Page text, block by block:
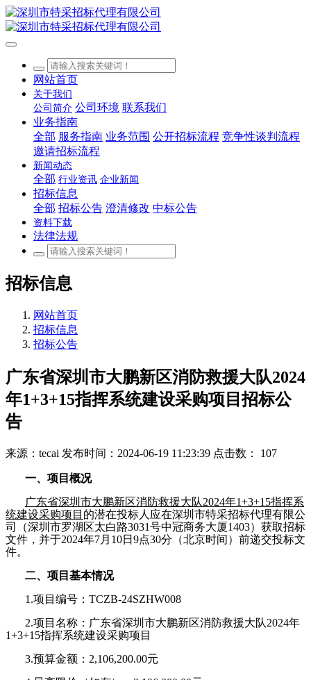
网站首页
关于我们
公司简介 公司环境 联系我们
业务指南
全部 服务指南 业务范围 公开招标流程 竞争性谈判流程
邀请招标流程
新闻动态
全部 行业资讯 企业新闻
招标信息
全部 招标公告 澄清修改 中标公告
资料下载
法律法规
招标信息
网站首页
招标信息
招标公告
广东省深圳市大鹏新区消防救援大队2024
年1+3+15指挥系统建设采购项目招标公
告
来源：tecai 发布时间：2024-06-19 11:23:39 点击数： 107
一、项目概况
广东省深圳市大鹏新区消防救援大队2024年1+3+15指挥系
统建设采购项目 的潜在投标人应在深圳市特采招标代理有限公
司（深圳市罗湖区太白路3031号中冠商务大厦1403）获取招标
文件，并于2024年7月10日9点30分（北京时间）前递交投标文
件。
二、项目基本情况
1.项目编号：TCZB-24SZHW008
2.项目名称：广东省深圳市大鹏新区消防救援大队2024年
1+3+15指挥系统建设采购项目
3.预算金额：2,106,200.00元